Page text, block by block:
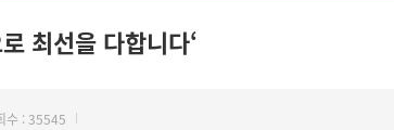
최선을 다합니다‘
수 : 35545